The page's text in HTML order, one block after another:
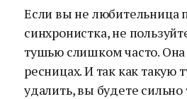
Если вы не любительница
синхронистка, не
тушью слишком часто. Она
ресницах. И так как такую
удалить, вы будете сильно